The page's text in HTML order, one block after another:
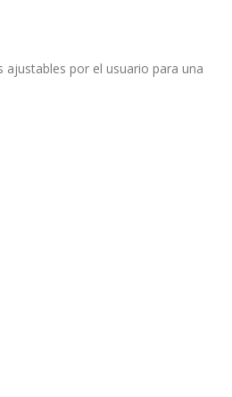
por el usuario para una